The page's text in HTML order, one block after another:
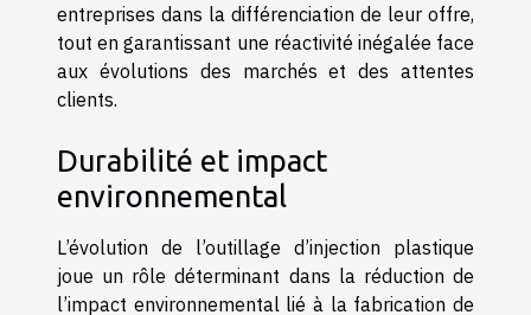
entreprises dans la différenciation de leur offre,
tout en garantissant une réactivité inégalée face
aux évolutions des marchés et des attentes
clients.
Durabilité et impact
environnemental
L’évolution de l’outillage d’injection plastique
joue un rôle déterminant dans la réduction de
l’impact environnemental lié à la fabrication de